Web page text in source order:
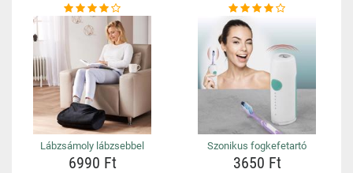
Lábzsámoly lábzsebbel
6990 Ft
Szonikus fogkefetartó
3650 Ft